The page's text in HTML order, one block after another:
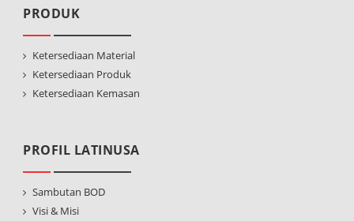
PRODUK
Ketersediaan Material
Ketersediaan Produk
Ketersediaan Kemasan
PROFIL LATINUSA
Sambutan BOD
Visi & Misi